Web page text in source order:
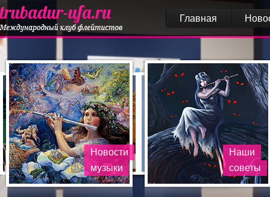
Главная
Новости
музыки
Наши
советы